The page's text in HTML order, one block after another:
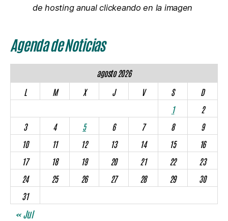
de hosting anual clickeando en la imagen
Agenda de Noticias
agosto 2026
L
M X J V S
D
1
2
3
4 5 6 7 8
9
10
11 12 13 14 15
16
17
18 19 20 21 22
23
24
25 26 27 28 29
30
31
« Jul